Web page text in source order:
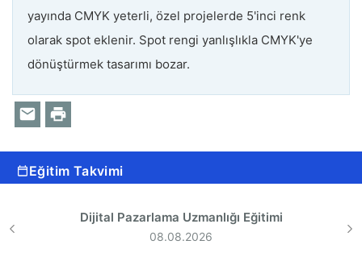
yayında CMYK yeterli, özel projelerde 5'inci renk
olarak spot eklenir. Spot rengi yanlışlıkla CMYK'ye
dönüştürmek tasarımı bozar.
Eğitim Takvimi
Dijital Pazarlama Uzmanlığı Eğitimi
08.08.2026